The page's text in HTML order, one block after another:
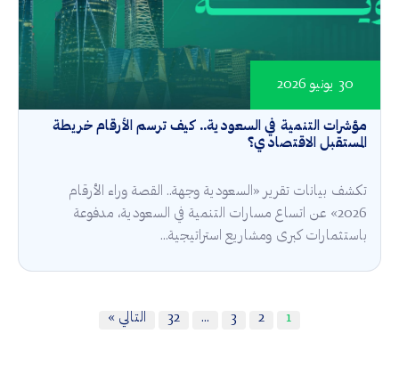
مؤشرات التنمية في السعودية.. كيف ترسم الأرقام خريطة
المستقبل الاقتصادي؟
30 يونيو 2026
تكشف بيانات تقرير «السعودية وجهة.. القصة وراء الأرقام
2026» عن اتساع مسارات التنمية في السعودية، مدفوعة
باستثمارات كبرى ومشاريع استراتيجية...
1
2
3
…
32 التالي »